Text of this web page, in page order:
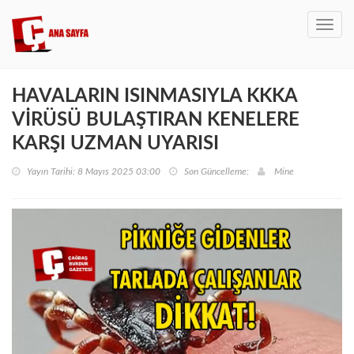
HAVALARIN ISINMASIYLA KKKA
VİRÜSÜ BULAŞTIRAN KENELERE
KARŞI UZMAN UYARISI
Yayın Tarihi: 8 Mayıs 2025 03:00 Son Güncelleme: Mine